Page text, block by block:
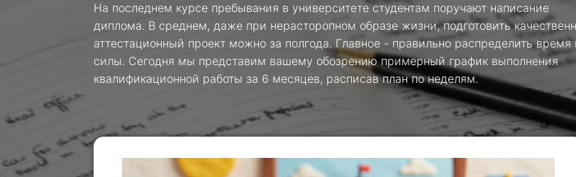
На последнем курсе пребывания в университете студентам поручают написание
диплома. В среднем, даже при нерасторопном образе жизни, подготовить
аттестационный проект можно за полгода. Главное - правильно распределить время
силы. Сегодня мы представим вашему обозрению примерный график выполнения
квалификационной работы за 6 месяцев, расписав план по неделям.